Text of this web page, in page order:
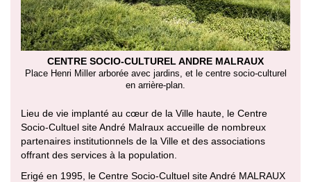
CENTRE SOCIO-CULTUREL ANDRE MALRAUX
Place Henri Miller arborée avec jardins, et le centre socio-culturel
en arrière-plan.
Lieu de vie implanté au cœur de la Ville haute, le Centre
Socio-Cultuel site André Malraux accueille de nombreux
partenaires institutionnels de la Ville et des associations
offrant des services à la population.
Erigé en 1995, le Centre Socio-Cultuel site André MALRAUX